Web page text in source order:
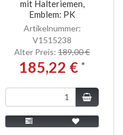
mit Halteriemen,
Emblem: PK
Artikelnummer:
V1515238
Alter Preis: 189,00 €
185,22 € *